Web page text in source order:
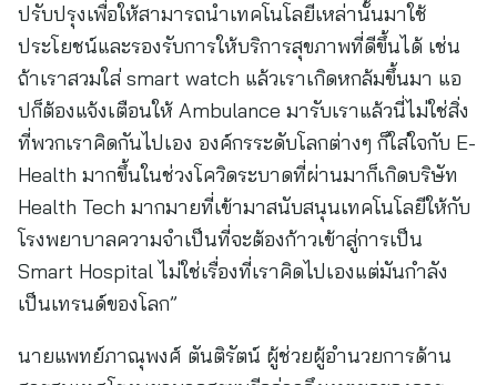
ปรับปรุงเพื่อให้สามารถนำเทคโนโลยีเหล่านั้นมาใช้
ประโยชน์และรองรับการให้บริการสุขภาพที่ดีขึ้นได้ เช่น
ถ้าเราสวมใส่ smart watch แล้วเราเกิดหกล้มขึ้นมา แอ
ปก็ต้องแจ้งเตือนให้ Ambulance มารับเราแล้วนี่ไม่ใช่สิ่ง
ที่พวกเราคิดกันไปเอง องค์กรระดับโลกต่างๆ ก็ใส่ใจกับ E-
Health มากขึ้นในช่วงโควิดระบาดที่ผ่านมาก็เกิดบริษัท
Health Tech มากมายที่เข้ามาสนับสนุนเทคโนโลยีให้กับ
โรงพยาบาลความจำเป็นที่จะต้องก้าวเข้าสู่การเป็น
Smart Hospital ไม่ใช่เรื่องที่เราคิดไปเองแต่มันกำลัง
เป็นเทรนด์ของโลก”
นายแพทย์ภาณุพงศ์ ตันติรัตน์ ผู้ช่วยผู้อำนวยการด้าน